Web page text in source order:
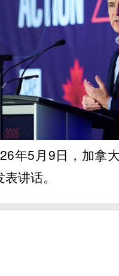
年5月9日，加拿
讲话。